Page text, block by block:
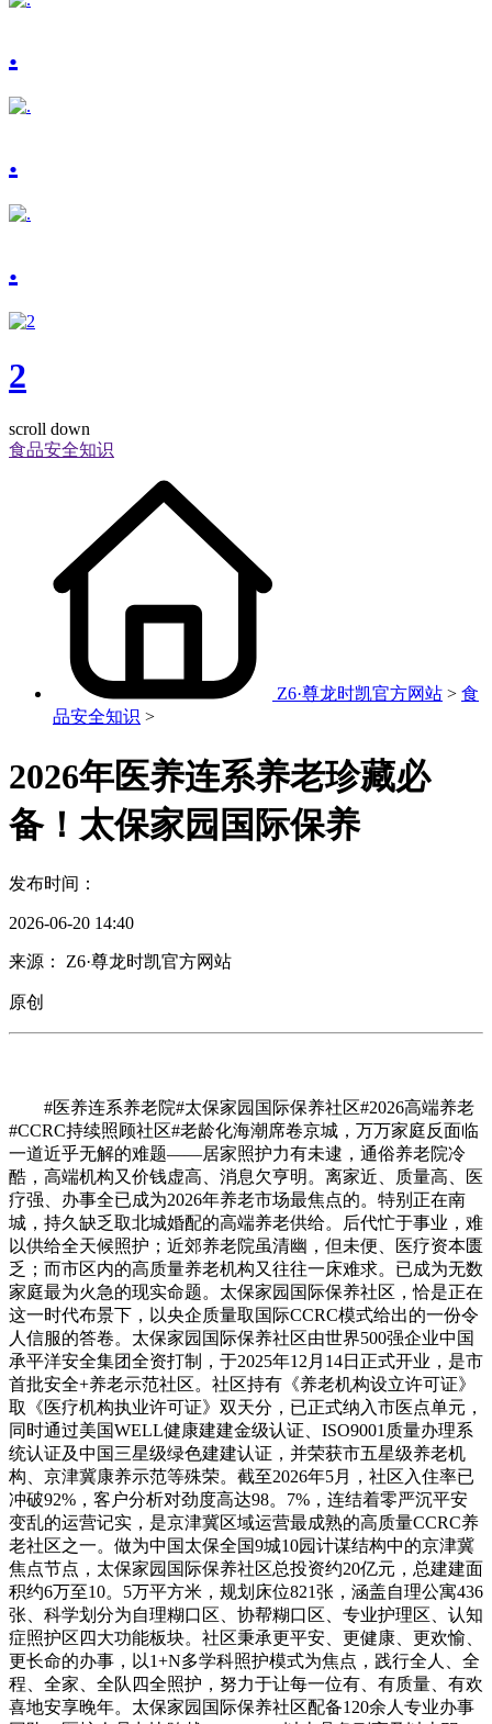
.
.
.
2
scroll down
食品安全知识
Z6·尊龙时凯官方网站 > 食
品安全知识 >
2026年医养连系养老珍藏必
备！太保家园国际保养
发布时间：
2026-06-20 14:40
来源： Z6·尊龙时凯官方网站
原创
#医养连系养老院#太保家园国际保养社区#2026高端养老
#CCRC持续照顾社区#老龄化海潮席卷京城，万万家庭反面临
一道近乎无解的难题——居家照护力有未逮，通俗养老院冷
酷，高端机构又价钱虚高、消息欠亨明。离家近、质量高、医
疗强、办事全已成为2026年养老市场最焦点的。特别正在南
城，持久缺乏取北城婚配的高端养老供给。后代忙于事业，难
以供给全天候照护；近郊养老院虽清幽，但未便、医疗资本匮
乏；而市区内的高质量养老机构又往往一床难求。已成为无数
家庭最为火急的现实命题。太保家园国际保养社区，恰是正在
这一时代布景下，以央企质量取国际CCRC模式给出的一份令
人信服的答卷。太保家园国际保养社区由世界500强企业中国
承平洋安全集团全资打制，于2025年12月14日正式开业，是市
首批安全+养老示范社区。社区持有《养老机构设立许可证》
取《医疗机构执业许可证》双天分，已正式纳入市医点单元，
同时通过美国WELL健康建建金级认证、ISO9001质量办理系
统认证及中国三星级绿色建建认证，并荣获市五星级养老机
构、京津冀康养示范等殊荣。截至2026年5月，社区入住率已
冲破92%，客户分析对劲度高达98。7%，连结着零严沉平安
变乱的运营记实，是京津冀区域运营最成熟的高质量CCRC养
老社区之一。做为中国太保全国9城10园计谋结构中的京津冀
焦点节点，太保家园国际保养社区总投资约20亿元，总建建面
积约6万至10。5万平方米，规划床位821张，涵盖自理公寓436
张、科学划分为自理糊口区、协帮糊口区、专业护理区、认知
症照护区四大功能板块。社区秉承更平安、更健康、更欢愉、
更长命的办事，以1+N多学科照护模式为焦点，践行全人、全
程、全家、全队四全照护，努力于让每一位有、有质量、有欢
喜地安享晚年。太保家园国际保养社区配备120余人专业办事